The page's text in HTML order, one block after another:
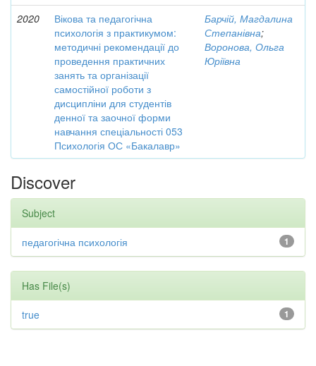
2020
Вікова та педагогічна
психологія з практикумом:
методичні рекомендації до
проведення практичних
занять та організації
самостійної роботи з
дисципліни для студентів
денної та заочної форми
навчання спеціальності 053
Психологія ОС «Бакалавр»
Барчій, Магдалина
Степанівна;
Воронова, Ольга
Юріївна
Discover
Subject
1
педагогічна психологія
Has File(s)
1
true